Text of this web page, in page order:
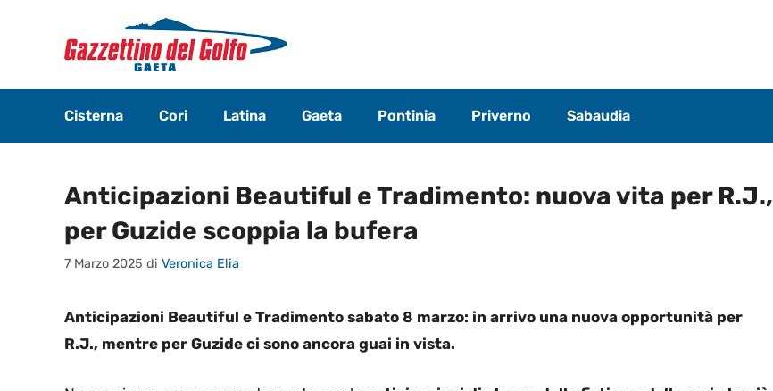
contenuto
Cisterna Cori Latina Gaeta Pontinia Priverno Sabaudia
Anticipazioni Beautiful e Tradimento: nuova vita per R.J.,
per Guzide scoppia la bufera
7 Marzo 2025 di Veronica Elia
Anticipazioni Beautiful e Tradimento sabato 8 marzo: in arrivo una nuova opportunità per
R.J., mentre per Guzide ci sono ancora guai in vista.